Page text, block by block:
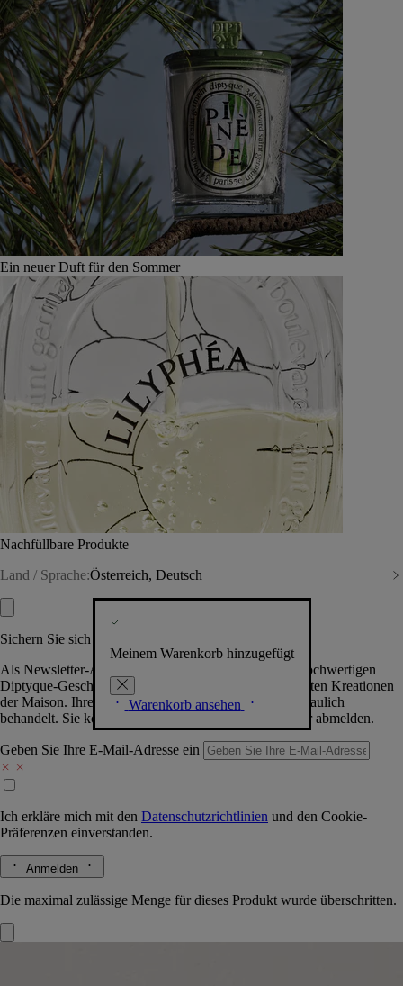
Ein neuer Duft für den Sommer
Nachfüllbare Produkte
Land / Sprache:Österreich, Deutsch
Meinem Warenkorb hinzugefügt
Warenkorb ansehen
Sichern Sie sich exklusive Vorteile
Als Newsletter-Abonnent.in erhalten Sie Zugang zu hochwertigen
Diptyque-Geschenken, Events & News über die neuesten Kreationen
der Maison. Ihre Daten werden selbstverständlich vertraulich
behandelt. Sie können sich jederzeit problemlos wieder abmelden.
Geben Sie Ihre E-Mail-Adresse ein
Ich erkläre mich mit den Datenschutzrichtlinien und den Cookie-
Präferenzen einverstanden.
Anmelden
Die maximal zulässige Menge für dieses Produkt wurde überschritten.